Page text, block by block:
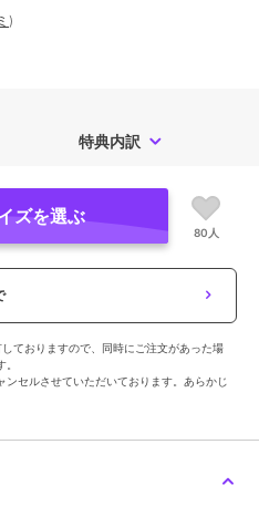
)
特典内訳
ズを選ぶ
80人
ておりますので、同時にご注文があった場
セルさせていただいております。あらかじ